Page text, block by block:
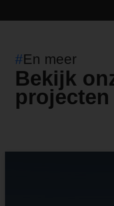
#En meer
Bekijk
projecten